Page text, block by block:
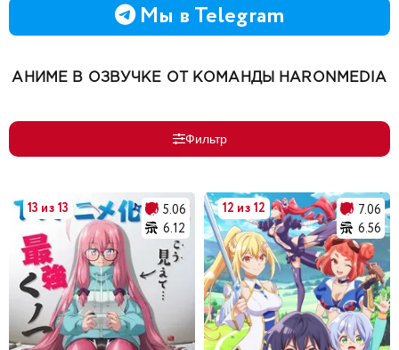
Мы в Telegram
АНИМЕ В ОЗВУЧКЕ ОТ КОМАНДЫ HARONMEDIA
Фильтр
13 из 13
5.06
6.12
12 из 12
7.06
6.56